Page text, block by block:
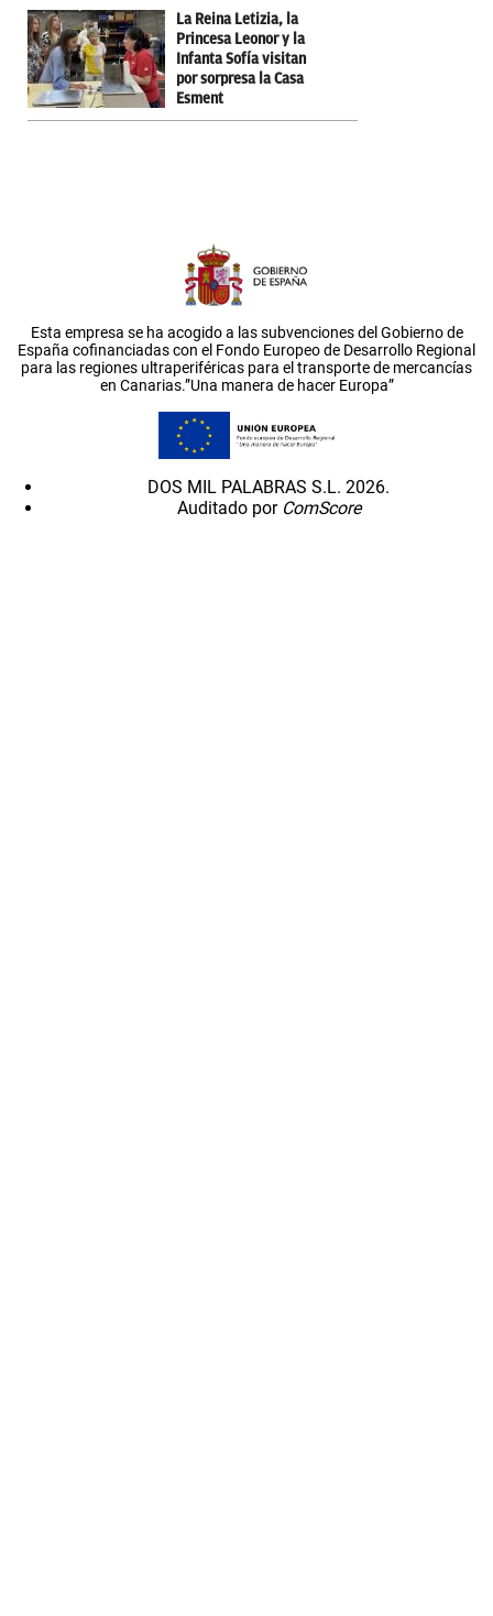
La Reina Letizia, la
Princesa Leonor y la
Infanta Sofía visitan
por sorpresa la Casa
Esment
Esta empresa se ha acogido a las subvenciones del Gobierno de
España cofinanciadas con el Fondo Europeo de Desarrollo Regional
para las regiones ultraperiféricas para el transporte de mercancías
en Canarias.”Una manera de hacer Europa”
DOS MIL PALABRAS S.L. 2026.
Auditado por ComScore